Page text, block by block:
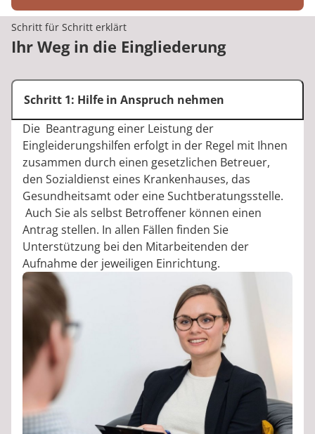
Schritt für Schritt erklärt
Ihr Weg in die Eingliederung
Schritt 1: Hilfe in Anspruch nehmen
Die Beantragung einer Leistung der
Eingleiderungshilfen erfolgt in der Regel mit Ihnen
zusammen durch einen gesetzlichen Betreuer,
den Sozialdienst eines Krankenhauses, das
Gesundheitsamt oder eine Suchtberatungsstelle.
Auch Sie als selbst Betroffener können einen
Antrag stellen. In allen Fällen finden Sie
Unterstützung bei den Mitarbeitenden der
Aufnahme der jeweiligen Einrichtung.